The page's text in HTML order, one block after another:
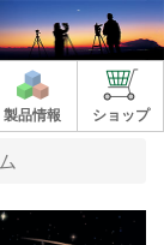
製品情報 ショップ